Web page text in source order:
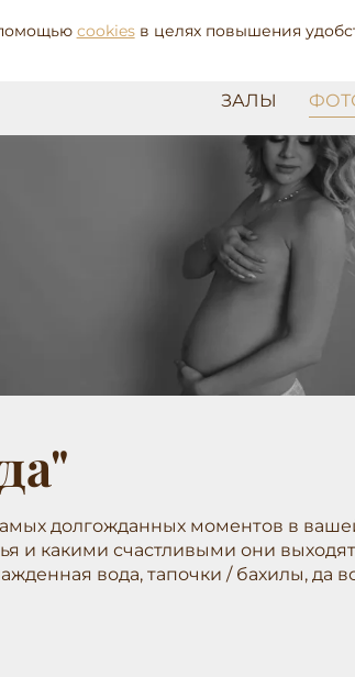
8 (912)
ЗАЛЫ
долгожданных моментов в
и какими счастливыми они
вода, тапочки / бахилы, да
помощью cookiesв целях повышения